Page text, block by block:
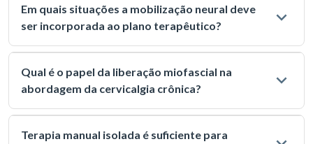
Em quais situações a mobilização neural deve
ser incorporada ao plano terapêutico?
Qual é o papel da liberação miofascial na
abordagem da cervicalgia crônica?
Terapia manual isolada é suficiente para